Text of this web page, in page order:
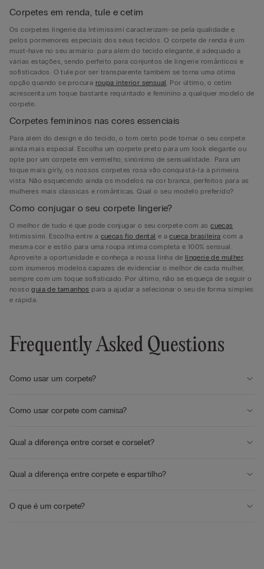
Corpetes em renda, tule e cetim
Os corpetes lingerie da Intimissimi caracterizam-se pela qualidade e
pelos pormenores especiais dos seus tecidos. O corpete de renda é um
must-have no seu armário: para além do tecido elegante, é adequado a
várias estações, sendo perfeito para conjuntos de lingerie românticos e
sofisticados. O tule por ser transparente também se torna uma ótima
opção quando se procura roupa interior sensual. Por último, o cetim
acrescenta um toque bastante requintado e feminino a qualquer modelo de
corpete.
Corpetes femininos nas cores essenciais
Para além do design e do tecido, o tom certo pode tornar o seu corpete
ainda mais especial. Escolha um corpete preto para um look elegante ou
opte por um corpete em vermelho, sinónimo de sensualidade. Para um
toque mais girly, os nossos corpetes rosa vão conquistá-la à primeira
vista. Não esquecendo ainda os modelos na cor branca, perfeitos para as
mulheres mais clássicas e românticas. Qual o seu modelo preferido?
Como conjugar o seu corpete lingerie?
O melhor de tudo é que pode conjugar o seu corpete com ascuecas
Intimissimi. Escolha entre a cuecas fio dental e acueca brasileira com a
mesma cor e estilo para uma roupa íntima completa e 100% sensual.
Aproveite a oportunidade e conheça a nossa linha de lingerie de mulher,
com inúmeros modelos capazes de evidenciar o melhor de cada mulher,
sempre com um toque sofisticado. Por último, não se esqueça de seguir o
nossoguia de tamanhos para a ajudar a selecionar o seu de forma simples
e rápida.
Frequently Asked Questions
Como usar um corpete?
Como usar corpete com camisa?
Qual a diferença entre corset e corselet?
Qual a diferença entre corpete e espartilho?
O que é um corpete?